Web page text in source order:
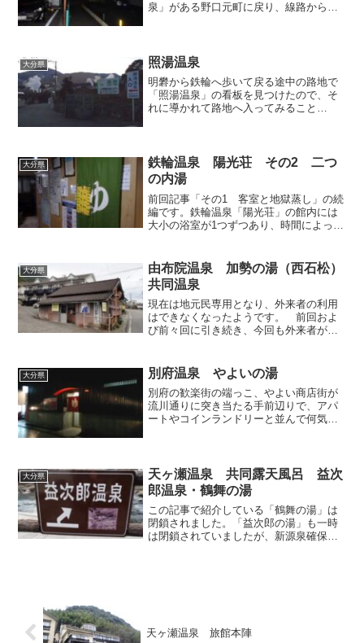
泉」がある野口元町に戻り、線路から北
しばらく進むと、目的地であ...
大分県 照湯温泉
明礬から鉄輪へ歩いて戻る途中の路地で
「照湯温泉」の看板を見つけたので、そ
れに導かれて路地へ入ってみること
ます。また、暗い画像でわかり...
大分県
鉄輪温泉 陽光荘 その2 二つ
の内湯
前回記事「その1 客室と地獄蒸し」の続
編です。鉄輪温泉「陽光荘」の館内には
大小の浴室が1つずつあり、時間によって
場前の時間割など男女区分をきちんと確
認する必要がありま...
大分県
由布院温泉 加勢の湯（西石松）
共同温泉
現在は地元民専用となり、外来者の利用
はできなくなったようです。 前回およ
び前々回に引き続き、今回も外来者が利
し、盆地の縁に当たる坂道を息を切らし
ながら立ち漕ぎして登りき...
大分県 別府温泉 やよいの湯
別府の歓楽街の端っこ、やよい商店街が
流川通りに突き当たる手前辺りで、アパ
ートやコインランドリーと並んで何気な
投入口に入れると自...
大分県
天ヶ瀬温泉 共同露天風呂 益次
郎温泉・鶴舞の湯
この記事で紹介している「鶴舞の湯」は
閉鎖されました。「益次郎の湯」も一時
は閉鎖されていましたが、新源泉確保の
天ヶ瀬温泉 旅館本陣